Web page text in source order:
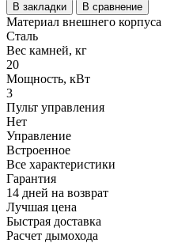
В закладки В сравнение
Материал внешнего корпуса
Сталь
Вес камней, кг
20
Мощность, кВт
3
Пульт управления
Нет
Управление
Встроенное
Все характеристики
Гарантия
14 дней на возврат
Лучшая цена
Быстрая доставка
Расчет дымохода